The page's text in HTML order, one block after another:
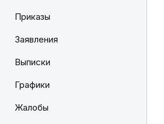
Приказы
Заявления
Выписки
Графики
Жалобы